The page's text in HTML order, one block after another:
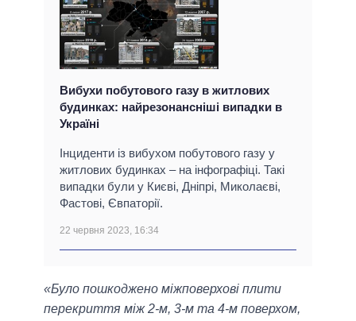
Вибухи побутового газу в житлових
будинках: найрезонансніші випадки в
Україні
Інциденти із вибухом побутового газу у
житлових будинках – на інфографіці. Такі
випадки були у Києві, Дніпрі, Миколаєві,
Фастові, Євпаторії.
22 червня 2023, 16:34
«Було пошкоджено міжповерхові плити
перекриття між 2-м, 3-м та 4-м поверхом,